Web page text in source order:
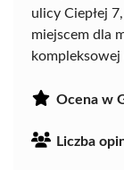
ulicy Ciepłej
miejscem dla
Ocena w
Liczba